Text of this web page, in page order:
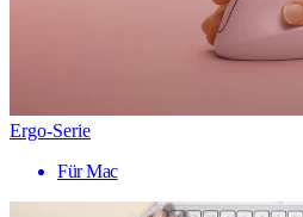
Ergo-Serie
Für Mac